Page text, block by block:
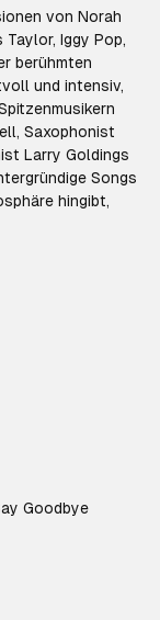
von Norah
Iggy Pop,
berühmten
und intensiv,
Saxophonist
Larry Goldings
Songs
hingibt,
Goodbye